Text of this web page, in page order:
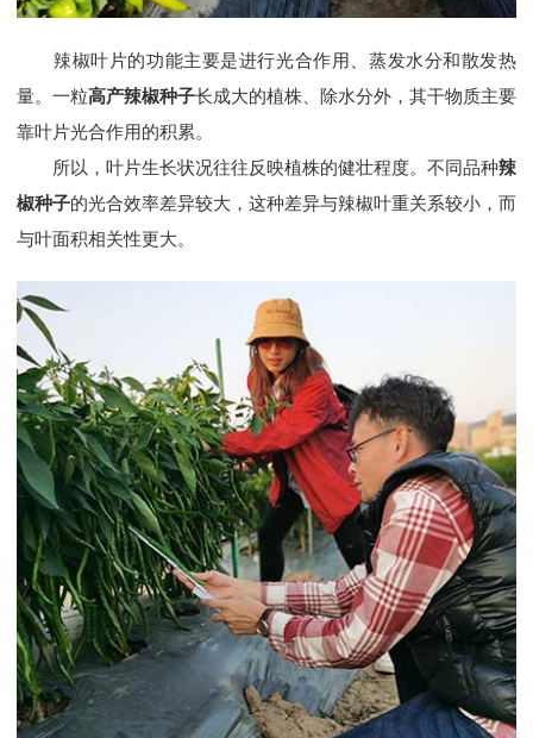
辣椒叶片的功能主要是进行光合作用、蒸发水分和散发热
量。一粒高产辣椒种子长成大的植株、除水分外，其干物质主要
靠叶片光合作用的积累。
所以，叶片生长状况往往反映植株的健壮程度。不同品种辣
椒种子的光合效率差异较大，这种差异与辣椒叶重关系较小，而
与叶面积相关性更大。